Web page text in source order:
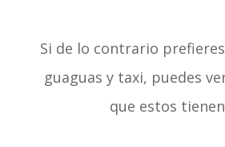
Si de lo contrario
guaguas y taxi, puedes
que estos